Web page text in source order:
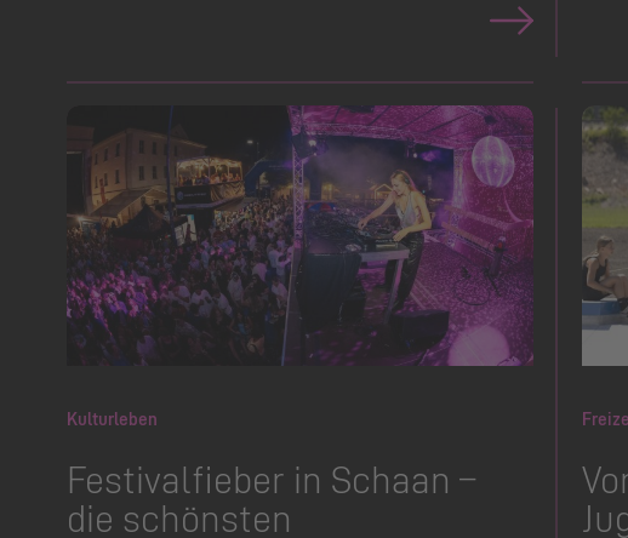
Kulturleben
Festivalfieber in Schaan –
die schönsten